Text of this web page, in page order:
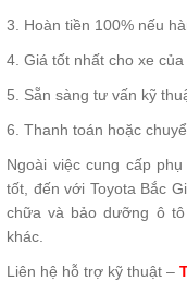
3. Hoàn tiền 100% nếu
4. Giá tốt nhất cho xe của
5. Sẵn sàng tư vấn kỹ
6. Thanh toán hoặc
Ngoài việc cung cấp
tốt, đến với Toyota Bắc
chữa và bảo dưỡng ô
khác.
Liên hệ hỗ trợ kỹ thuật –